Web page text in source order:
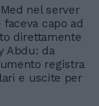
nel server
faceva capo ad
direttamente
Abdu: da
registra
e uscite per